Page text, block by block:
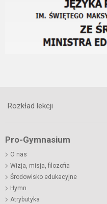
Rozkład lekcji
Pro-Gymnasium
O nas
Wizja, misja, filozofia
Środowisko edukacyjne
Hymn
Atrybutyka